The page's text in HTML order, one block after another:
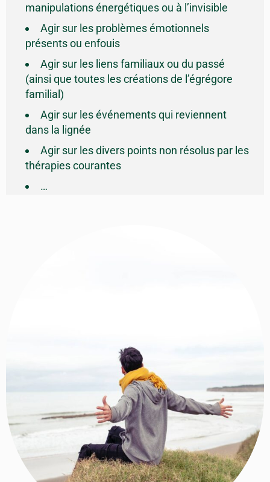
manipulations énergétiques ou à l’invisible
Agir sur les problèmes émotionnels
présents ou enfouis
Agir sur les liens familiaux ou du passé
(ainsi que toutes les créations de l’égrégore
familial)
Agir sur les événements qui reviennent
dans la lignée
Agir sur les divers points non résolus par les
thérapies courantes
…